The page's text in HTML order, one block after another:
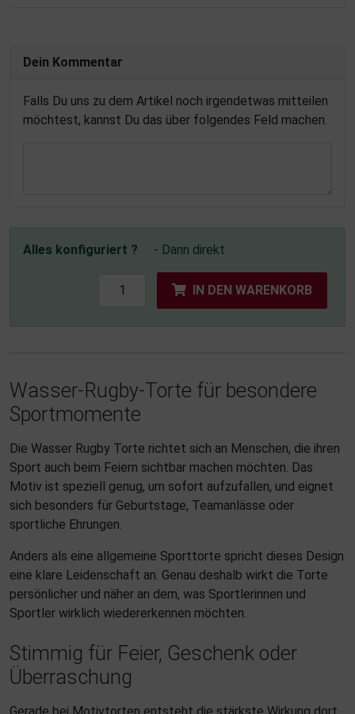
Dein Kommentar
Falls Du uns zu dem Artikel noch irgendetwas mitteilen
möchtest, kannst Du das über folgendes Feld machen.
Alles konfiguriert ? - Dann direkt
IN DEN WARENKORB
Wasser-Rugby-Torte für besondere
Sportmomente
Die Wasser Rugby Torte richtet sich an Menschen, die ihren
Sport auch beim Feiern sichtbar machen möchten. Das
Motiv ist speziell genug, um sofort aufzufallen, und eignet
sich besonders für Geburtstage, Teamanlässe oder
sportliche Ehrungen.
Anders als eine allgemeine Sporttorte spricht dieses Design
eine klare Leidenschaft an. Genau deshalb wirkt die Torte
persönlicher und näher an dem, was Sportlerinnen und
Sportler wirklich wiedererkennen möchten.
Stimmig für Feier, Geschenk oder
Überraschung